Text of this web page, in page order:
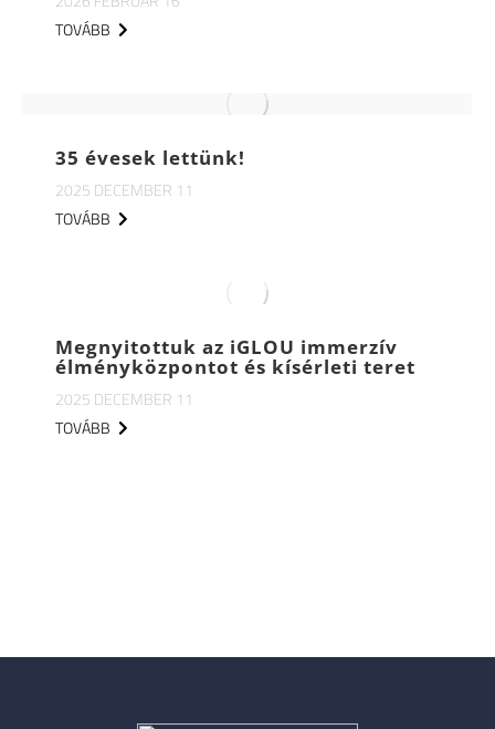
TOVÁBB
35 évesek lettünk!
2025 DECEMBER 11
TOVÁBB
Megnyitottuk az iGLOU immerzív
élményközpontot és kísérleti teret
2025 DECEMBER 11
TOVÁBB